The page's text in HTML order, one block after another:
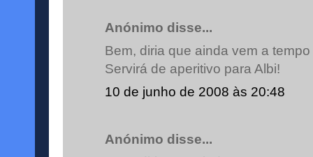
Anónimo disse...
Bem, diria que ainda vem a
Servirá de aperitivo para Albi!
10 de junho de 2008 às 20:48
Anónimo disse...